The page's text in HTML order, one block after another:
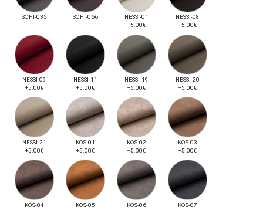
SOFT-035 SOFT-066
NESSI-01
+5.00€
NESSI-08
+5.00€
NESSI-09
+5.00€
NESSI-11
+5.00€
NESSI-19
+5.00€
NESSI-20
+5.00€
NESSI-21
+5.00€
KOS-01
+5.00€
KOS-02
+5.00€
KOS-03
+5.00€
KOS-04
KOS-05
KOS-06
KOS-07